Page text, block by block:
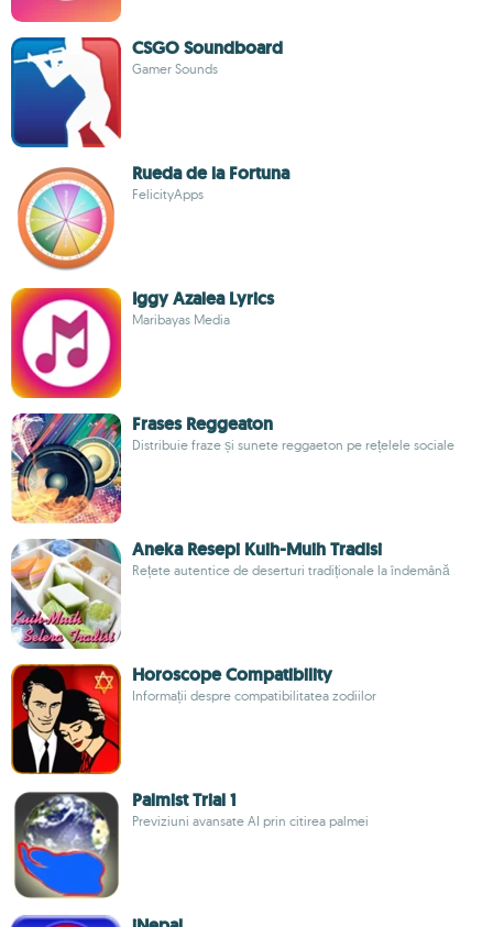
CSGO Soundboard
Gamer Sounds
Rueda de la Fortuna
FelicityApps
Iggy Azalea Lyrics
Maribayas Media
Frases Reggeaton
Distribuie fraze și sunete reggaeton pe rețelele sociale
Aneka Resepi Kuih-Muih Tradisi
Rețete autentice de deserturi tradiționale la îndemână
Horoscope Compatibility
Informații despre compatibilitatea zodiilor
Palmist Trial 1
Previziuni avansate AI prin citirea palmei